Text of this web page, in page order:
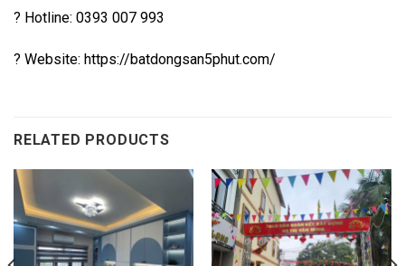
? Hotline: 0393 007 993
? Website: https://batdongsan5phut.com/
RELATED PRODUCTS